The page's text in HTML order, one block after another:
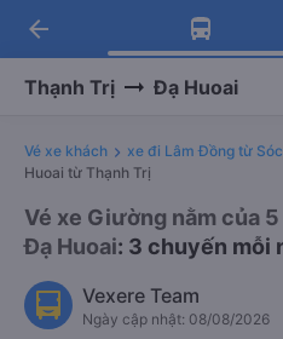
Tải app
Nhận ưu đãi
Tải app Vexere
-30k/ghế khi đặt
arrow_back
Thạnh Trị Đạ Huoai
Vé xe khách xe đi Lâm Đồng từ
Huoai từ Thạnh Trị
Vé xe Giường nằm của
Đạ Huoai: 3 chuyến mỗi
Vexere Team
Ngày cập nhật: 08/08/2026